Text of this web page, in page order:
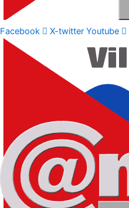
Facebook X-twitter Youtube